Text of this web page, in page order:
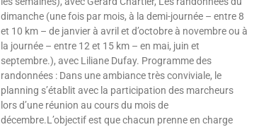
dimanche (une fois par mois, à la demi-journée – entre 8
et 10 km – de janvier à avril et d’octobre à novembre ou à
la journée – entre 12 et 15 km – en mai, juin et
septembre.), avec Liliane Dufay. Programme des
randonnées : Dans une ambiance très conviviale, le
planning s’établit avec la participation des marcheurs
lors d’une réunion au cours du mois de
décembre.L’objectif est que chacun prenne en charge